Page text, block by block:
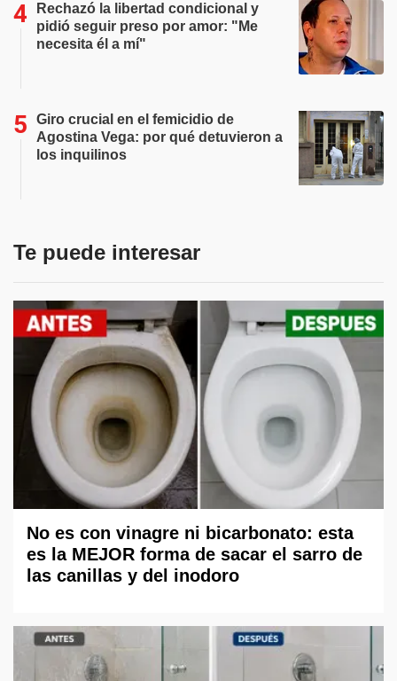
Rechazó la libertad condicional y
pidió seguir preso por amor: "Me
necesita él a mí"
Giro crucial en el femicidio de
Agostina Vega: por qué detuvieron a
los inquilinos
Te puede interesar
No es con vinagre ni bicarbonato: esta
es la MEJOR forma de sacar el sarro de
las canillas y del inodoro